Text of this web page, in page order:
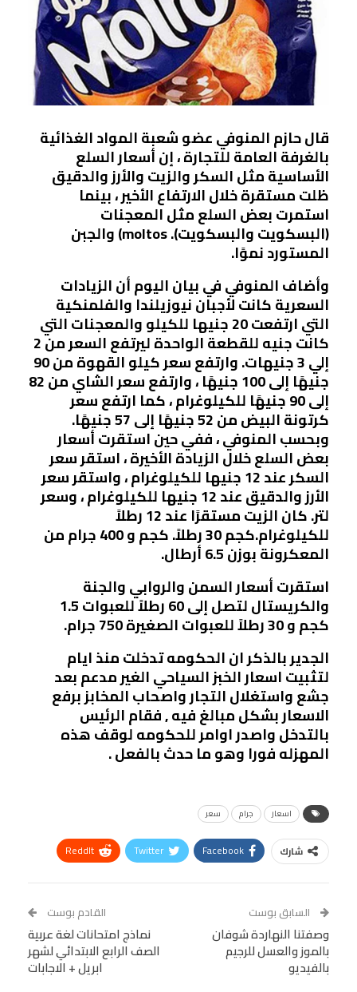
قال حازم المنوفي عضو شعبة المواد الغذائية
بالغرفة العامة للتجارة ، إن أسعار السلع
الأساسية مثل السكر والزيت والأرز والدقيق
ظلت مستقرة خلال الارتفاع الأخير ، بينما
استمرت بعض السلع مثل المعجنات
(البسكويت والبسكويت). moltos) والجبن
المستورد نموًا.
وأضاف المنوفي في بيان اليوم أن الزيادات
السعرية كانت لأجبان نيوزيلندا والفلمنكية
التي ارتفعت 20 جنيها للكيلو والمعجنات التي
كانت جنيه للقطعة الواحدة ليرتفع السعر من 2
إلي 3 جنيهات. وارتفع سعر كيلو القهوة من 90
جنيهًا إلى 100 جنيهًا ، وارتفع سعر الشاي من 82
إلى 90 جنيهًا للكيلوغرام ، كما ارتفع سعر
كرتونة البيض من 52 جنيهًا إلى 57 جنيهًا.
وبحسب المنوفي ، ففي حين استقرت أسعار
بعض السلع خلال الزيادة الأخيرة ، استقر سعر
السكر عند 12 جنيها للكيلوغرام ، واستقر سعر
الأرز والدقيق عند 12 جنيها للكيلوغرام ، وسعر
لتر. كان الزيت مستقرًا عند 12 رطلاً
للكيلوغرام.كجم 30 رطلاً. كجم و 400 جرام من
المعكرونة بوزن 6.5 أرطال.
استقرت أسعار السمن والروابي والجنة
والكريستال لتصل إلى 60 رطلاً للعبوات 1.5
كجم و 30 رطلاً للعبوات الصغيرة 750 جرام.
الجدير بالذكر ان الحكومه تدخلت منذ ايام
لتثبيت اسعار الخبز السياحي الغير مدعم بعد
جشع واستغلال التجار واصحاب المخابز برفع
الاسعار بشكل مبالغ فيه , فقام الرئيس
بالتدخل واصدر اوامر للحكومه لوقف هذه
المهزله فورا وهو ما حدث بالفعل .
اسعار جرام سعر
شارك Facebook
Twitter
ReddIt
Tumblr
البريد الإلكتروني
StumbleUpon
VK
Digg
LINE
BlackBerry
Viber
السابق بوست
وصفتنا النهاردة شوفان
بالموز والعسل للرجيم
بالفيديو
القادم بوست
نماذج امتحانات لغة عربية
الصف الرابع الابتدائي لشهر
ابريل + الاجابات